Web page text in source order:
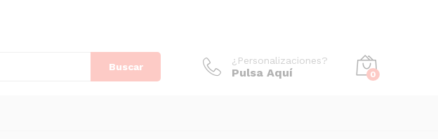
Buscar
¿Personalizaciones?
Pulsa Aquí 0